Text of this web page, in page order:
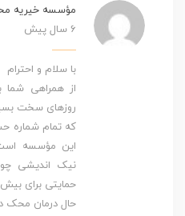
مؤسسه خیریه
6 سال پیش
با سلام و احترام
از همراهی شما
روزهای سخت
که تمام شماره
این مؤسسه است
نیک اندیشی
حال درمان محک